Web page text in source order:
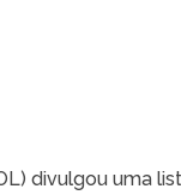
divulgou uma